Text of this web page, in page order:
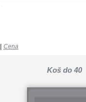
Cena
Koš do 40